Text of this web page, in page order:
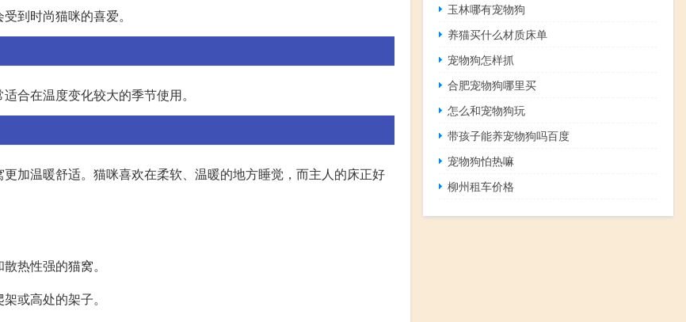
到时尚猫咪的喜爱。
合在温度变化较大的季节使用。
加温暖舒适。猫咪喜欢在柔软、温暖的地方睡觉，而主人的床正好
热性强的猫窝。
或高处的架子。
玉林哪有宠物狗
养猫买什么材质床单
宠物狗怎样抓
合肥宠物狗哪里买
怎么和宠物狗玩
带孩子能养宠物狗吗百度
宠物狗怕热嘛
柳州租车价格